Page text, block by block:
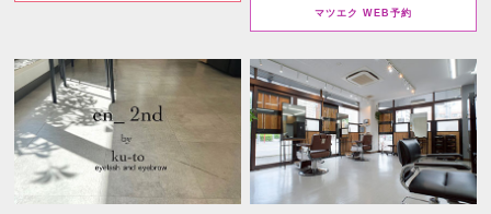
マツエク WEB予約